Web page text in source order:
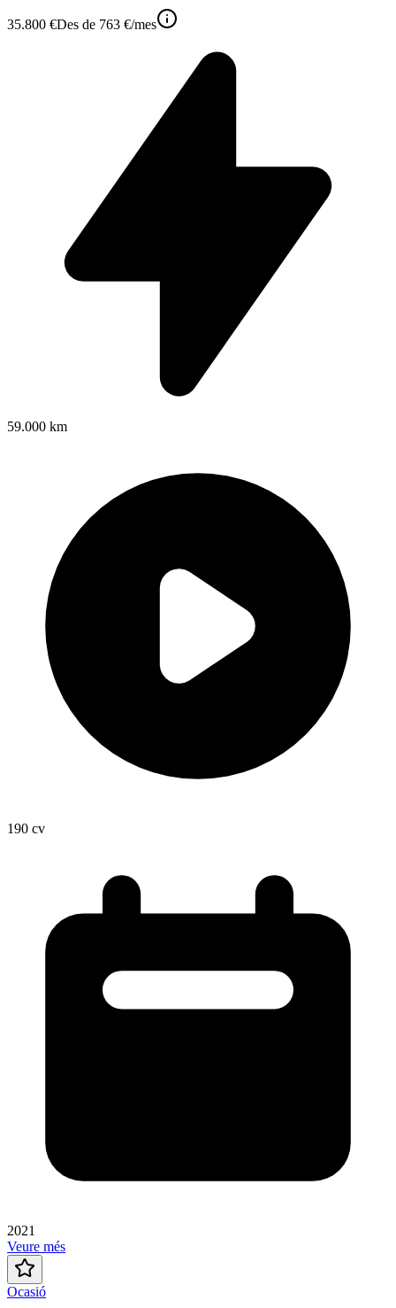
35.800 €Des de 763 €/mes
59.000 km
190 cv
2021
Veure més
Ocasió